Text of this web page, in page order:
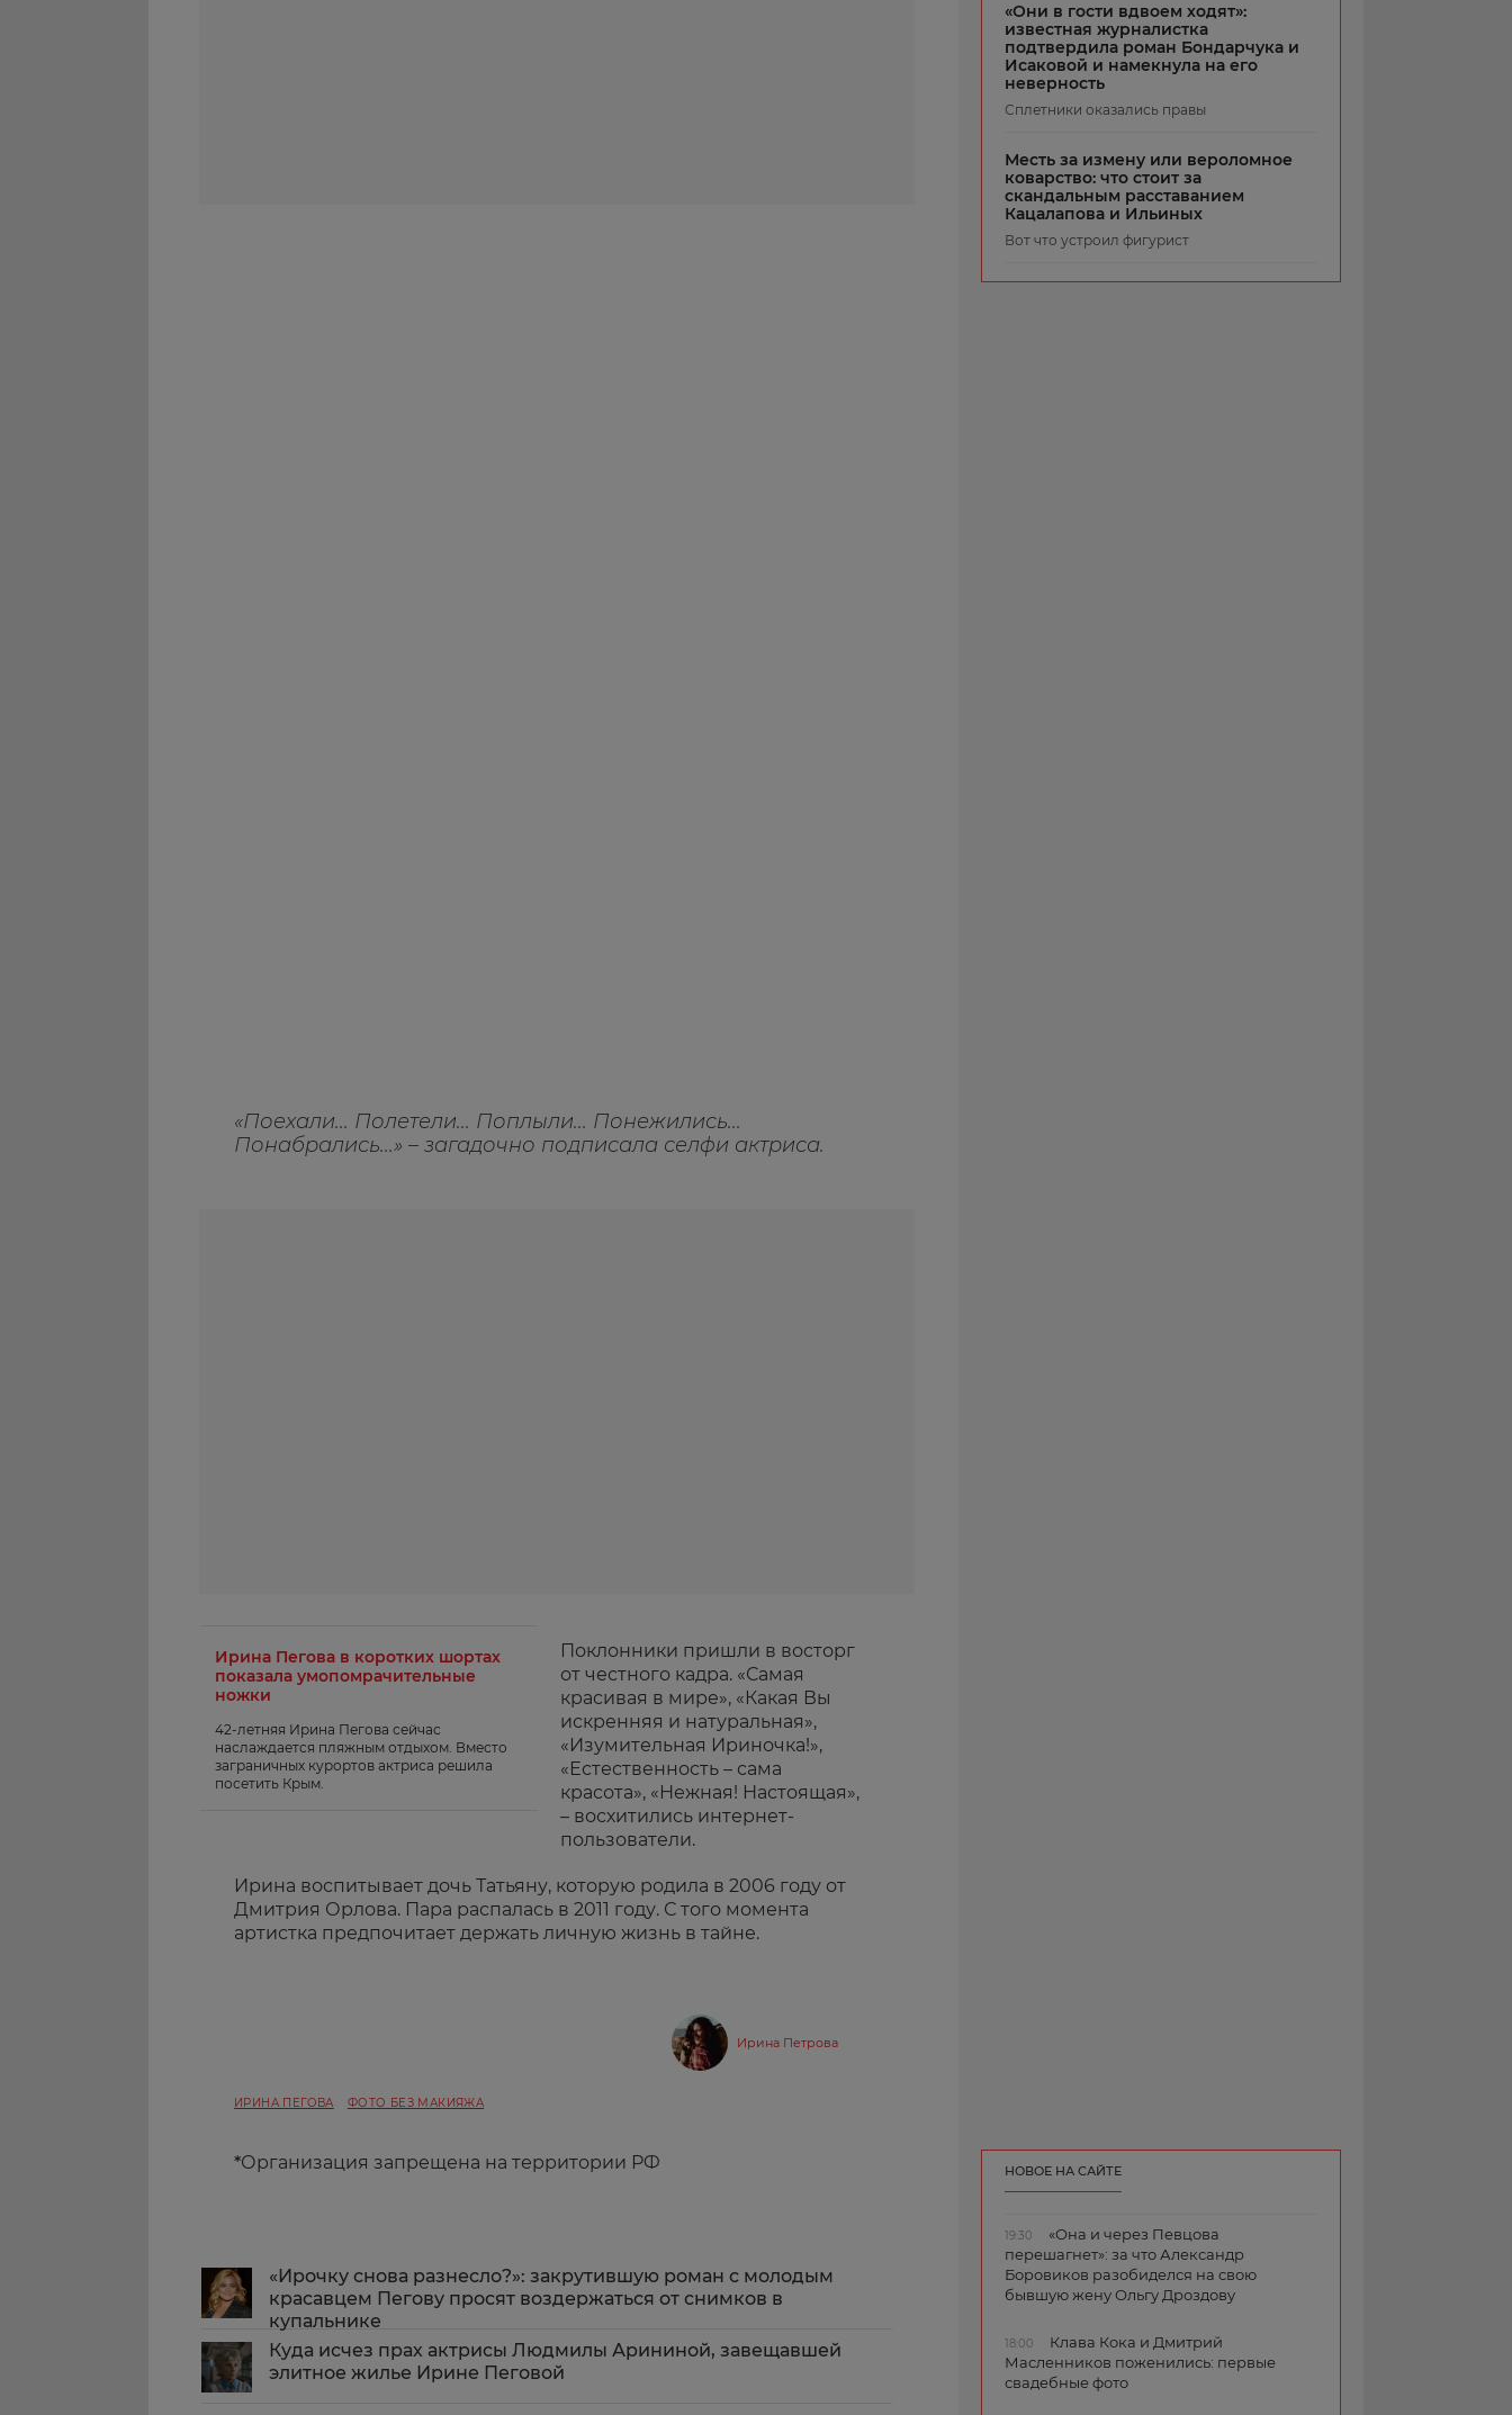
«Поехали... Полетели... Поплыли... Понежились...
Понабрались...» – загадочно подписала селфи актриса.
Ирина Пегова в коротких шортах
показала умопомрачительные
ножки
42-летняя Ирина Пегова сейчас
наслаждается пляжным отдыхом. Вместо
заграничных курортов актриса решила
посетить Крым.
Поклонники пришли в восторг
от честного кадра. «Самая
красивая в мире», «Какая Вы
искренняя и натуральная»,
«Изумительная Ириночка!»,
«Естественность – сама
красота», «Нежная! Настоящая»,
– восхитились интернет-
пользователи.
Ирина воспитывает дочь Татьяну, которую родила в 2006 году от
Дмитрия Орлова. Пара распалась в 2011 году. С того момента
артистка предпочитает держать личную жизнь в тайне.
Ирина Петрова
ИРИНА ПЕГОВА ФОТО БЕЗ МАКИЯЖА
*Организация запрещена на территории РФ
«Ирочку снова разнесло?»: закрутившую роман с молодым
красавцем Пегову просят воздержаться от снимков в
купальнике
Куда исчез прах актрисы Людмилы Арининой, завещавшей
элитное жилье Ирине Пеговой
«Они в гости вдвоем ходят»:
известная журналистка
подтвердила роман Бондарчука и
Исаковой и намекнула на его
неверность
Сплетники оказались правы
Месть за измену или вероломное
коварство: что стоит за
скандальным расставанием
Кацалапова и Ильиных
Вот что устроил фигурист
НОВОЕ НА САЙТЕ
19:30
«Она и через Певцова
перешагнет»: за что Александр
Боровиков разобиделся на свою
бывшую жену Ольгу Дроздову
18:00
Клава Кока и Дмитрий
Масленников поженились: первые
свадебные фото